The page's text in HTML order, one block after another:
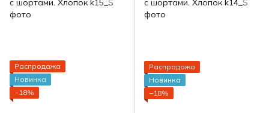
Распродажа
Новинка
−18%
Распродажа
Новинка
−18%